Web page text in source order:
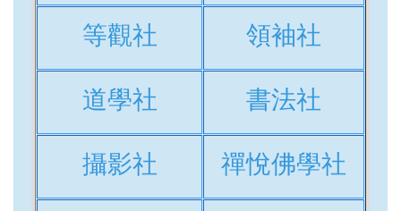
等觀社 領袖社
道學社 書法社
攝影社 禪悅佛學社